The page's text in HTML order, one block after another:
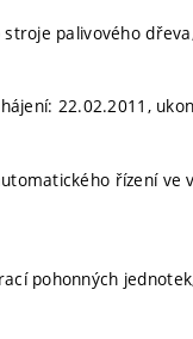
palivového
22.02.2011,
řízení ve
pohonných